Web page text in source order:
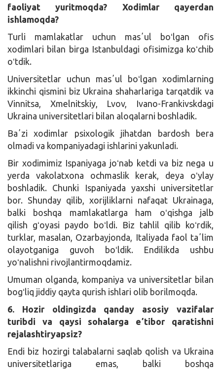
faoliyat yuritmoqda? Xodimlar qayerdan
ishlamoqda?
Turli mamlakatlar uchun masʼul boʻlgan ofis
xodimlari bilan birga Istanbuldagi ofisimizga koʻchib
oʻtdik.
Universitetlar uchun masʼul boʻlgan xodimlarning
ikkinchi qismini biz Ukraina shaharlariga tarqatdik va
Vinnitsa, Xmelnitskiy, Lvov, Ivano-Frankivskdagi
Ukraina universitetlari bilan aloqalarni boshladik.
Baʼzi xodimlar psixologik jihatdan bardosh bera
olmadi va kompaniyadagi ishlarini yakunladi.
Bir xodimimiz Ispaniyaga joʻnab ketdi va biz nega u
yerda vakolatxona ochmaslik kerak, deya oʻylay
boshladik. Chunki Ispaniyada yaxshi universitetlar
bor. Shunday qilib, xorijliklarni nafaqat Ukrainaga,
balki boshqa mamlakatlarga ham oʻqishga jalb
qilish gʻoyasi paydo boʻldi. Biz tahlil qilib koʻrdik,
turklar, masalan, Ozarbayjonda, Italiyada faol taʼlim
olayotganiga guvoh boʻldik. Endilikda ushbu
yoʻnalishni rivojlantirmoqdamiz.
Umuman olganda, kompaniya va universitetlar bilan
bogʻliq jiddiy qayta qurish ishlari olib borilmoqda.
6. Hozir oldingizda qanday asosiy vazifalar
turibdi va qaysi sohalarga eʼtibor qaratishni
rejalashtiryapsiz?
Endi biz hozirgi talabalarni saqlab qolish va Ukraina
universitetlariga emas, balki boshqa